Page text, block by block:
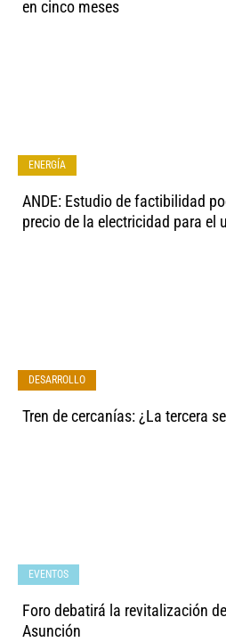
en cinco meses
ANDE: Estudio de factibilidad
precio de la electricidad para el
ENERGÍA
Tren de cercanías: ¿La tercera
DESARROLLO
Foro debatirá la revitalización
Asunción
EVENTOS